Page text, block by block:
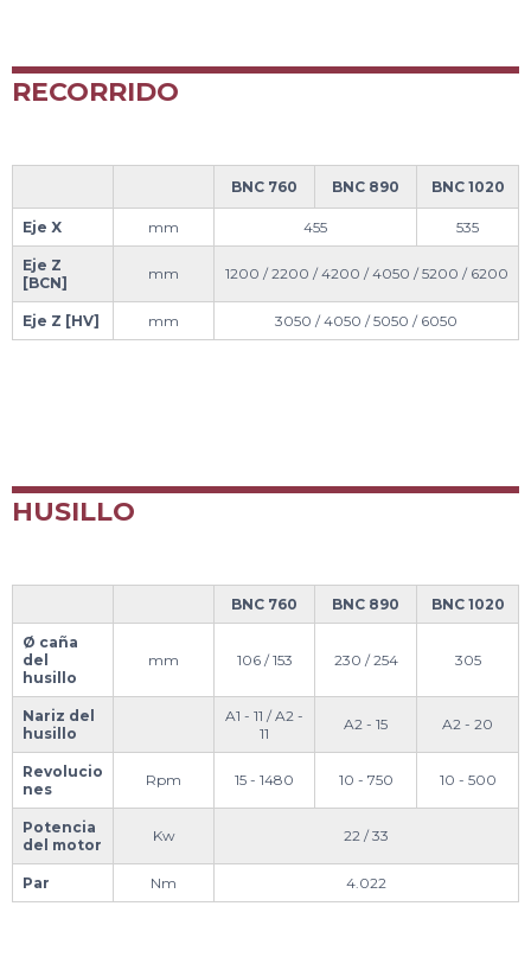
RECORRIDO
BNC 760 BNC 890 BNC 1020
Eje X mm 455 535
Eje Z
[BCN]
mm 1200 / 2200 / 4200 / 4050 / 5200 / 6200
Eje Z [HV] mm 3050 / 4050 / 5050 / 6050
HUSILLO
BNC 760 BNC 890 BNC 1020
Ø caña
del
husillo
mm 106 / 153 230 / 254 305
Nariz del
husillo
A1 - 11 / A2 -
11
A2 - 15 A2 - 20
Revolucio
nes
Rpm 15 - 1480 10 - 750 10 - 500
Potencia
del motor
Kw 22 / 33
Par Nm 4.022